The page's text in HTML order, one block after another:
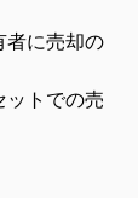
者に売却の
ットでの売